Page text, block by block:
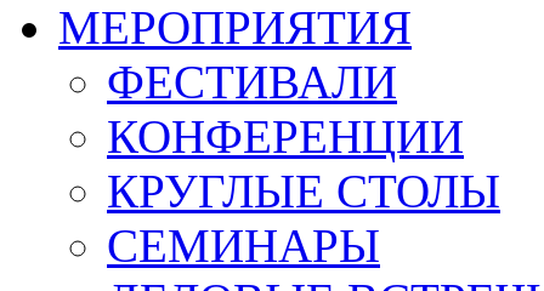
МЕРОПРИЯТИЯ
ФЕСТИВАЛИ
КОНФЕРЕНЦИИ
КРУГЛЫЕ СТОЛЫ
СЕМИНАРЫ